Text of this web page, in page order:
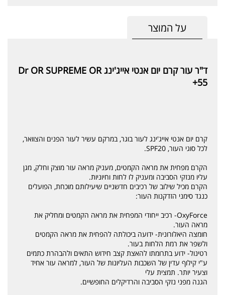
על המוצר
ד"ר עור קרם יום אנטי אייג'ינג Dr OR SUPREME OR
+55
קרם יום אנטי אייג'ינג לעור בוגר, במרקם עשיר לעור הפנים והצוואר,
לכל סוגי העור, SPF20.
הקרם מפחית את מראה הקמטים, מעניק מראה עור מוצק וחלק, מגן
עליו מנזקי הסביבה ומעניק לו לחות וחיוניות.
הקרם מכיל שילוב של רכיבים חדשניים שיעילותם מוכחת, הפועלים
כנגד סימני הזדקנות העור:
OxyForce- רכיב ייחודי המפחית את מראה הקמטים ומחליק את
מראה העור.
חומצה היאלורונית- ידועה ביכולתה להפחית את מראה הקמטים
ולשפר את רמת הלחות בעור.
רטינול- ידוע בתרומתו להאצת קצב חידוש התאים ולהבהרת כתמים
ע"י קילוף עדין של השכבות העליונות של העור, למראה עור אחיד
וצעיר יותר. תמצית עלי
הגנה מפני נזקי הסביבה והרדיקלים החופשיים.